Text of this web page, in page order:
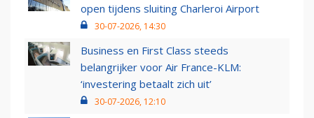
open tijdens sluiting Charleroi Airport
30-07-2026, 14:30
Business en First Class steeds
belangrijker voor Air France-KLM:
‘investering betaalt zich uit’
30-07-2026, 12:10